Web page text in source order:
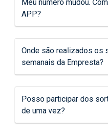
Meu número mudou.
APP?
Onde são realizados os
semanais da Empresta?
Posso participar dos
de uma vez?